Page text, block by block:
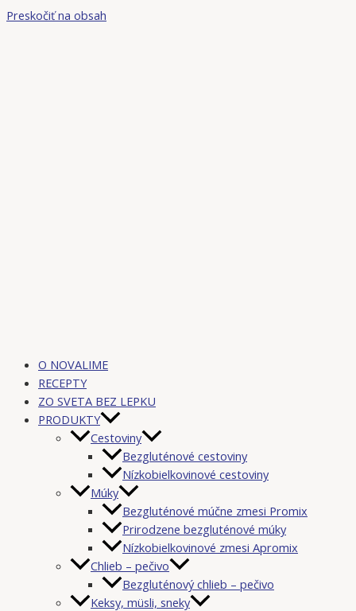
Preskočiť na obsah
O NOVALIME
RECEPTY
ZO SVETA BEZ LEPKU
PRODUKTY
Cestoviny
Bezgluténové cestoviny
Nízkobielkovinové cestoviny
Múky
Bezgluténové múčne zmesi Promix
Prirodzene bezgluténové múky
Nízkobielkovinové zmesi Apromix
Chlieb – pečivo
Bezgluténový chlieb – pečivo
Keksy, müsli, sneky